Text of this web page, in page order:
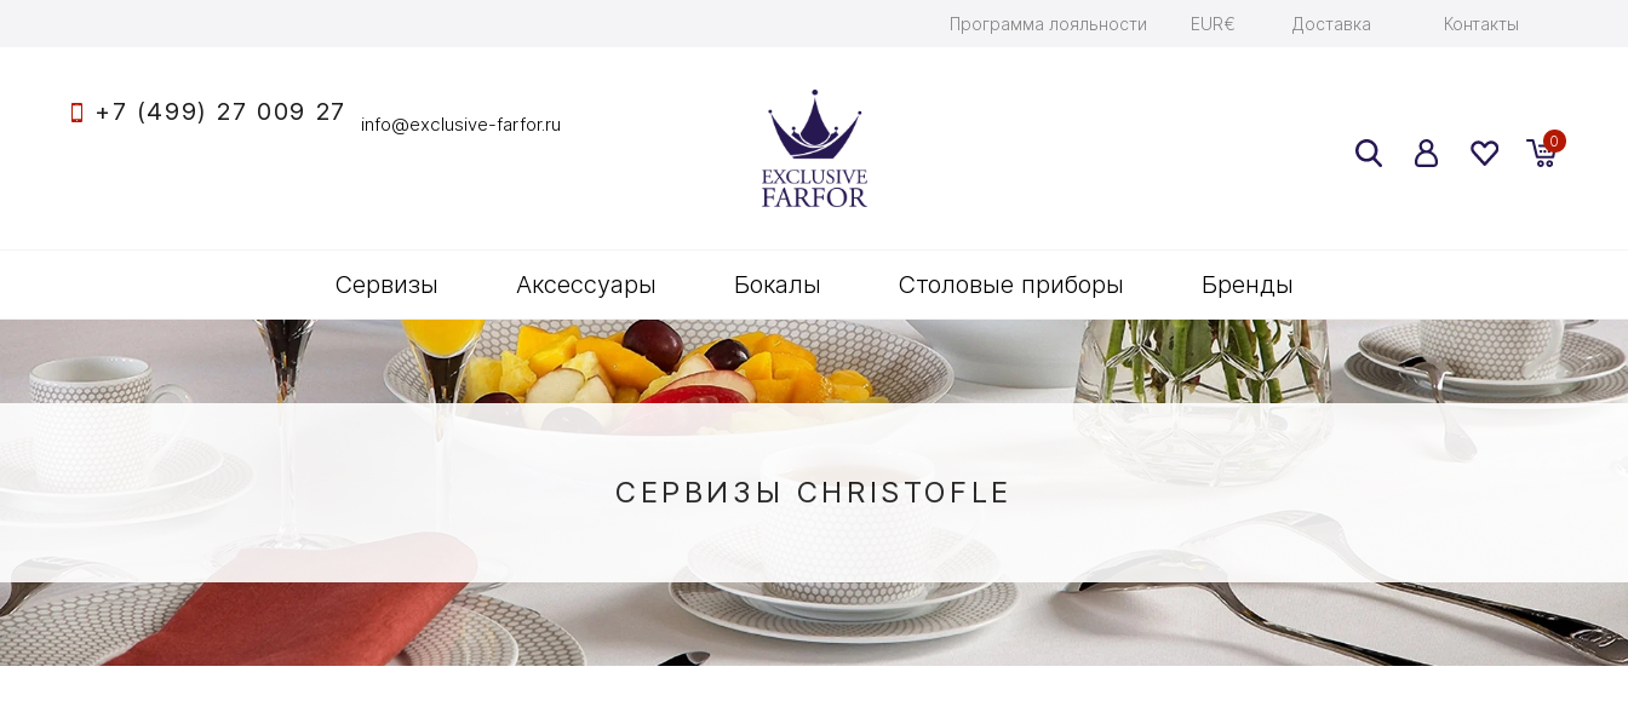
Программа лояльности EUR€ Доставка Контакты
+7 (499) 27 009 27 info@exclusive-farfor.ru
0
Сервизы Аксессуары Бокалы Столовые приборы Бренды
СЕРВИЗЫ CHRISTOFLE